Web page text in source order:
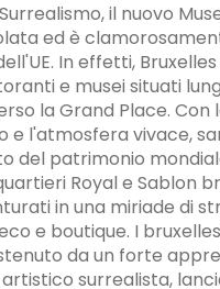
il nuovo
ed è
In effetti,
e musei situati
la Grand Place. Con
e l'atmosfera vivace,
del patrimonio
Royal e Sablon
in una miriade di
e boutique. I
da un forte
surrealista,